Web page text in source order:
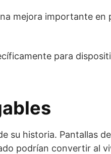
mejora importante en
para
su historia. Pantallas
podrían convertir al